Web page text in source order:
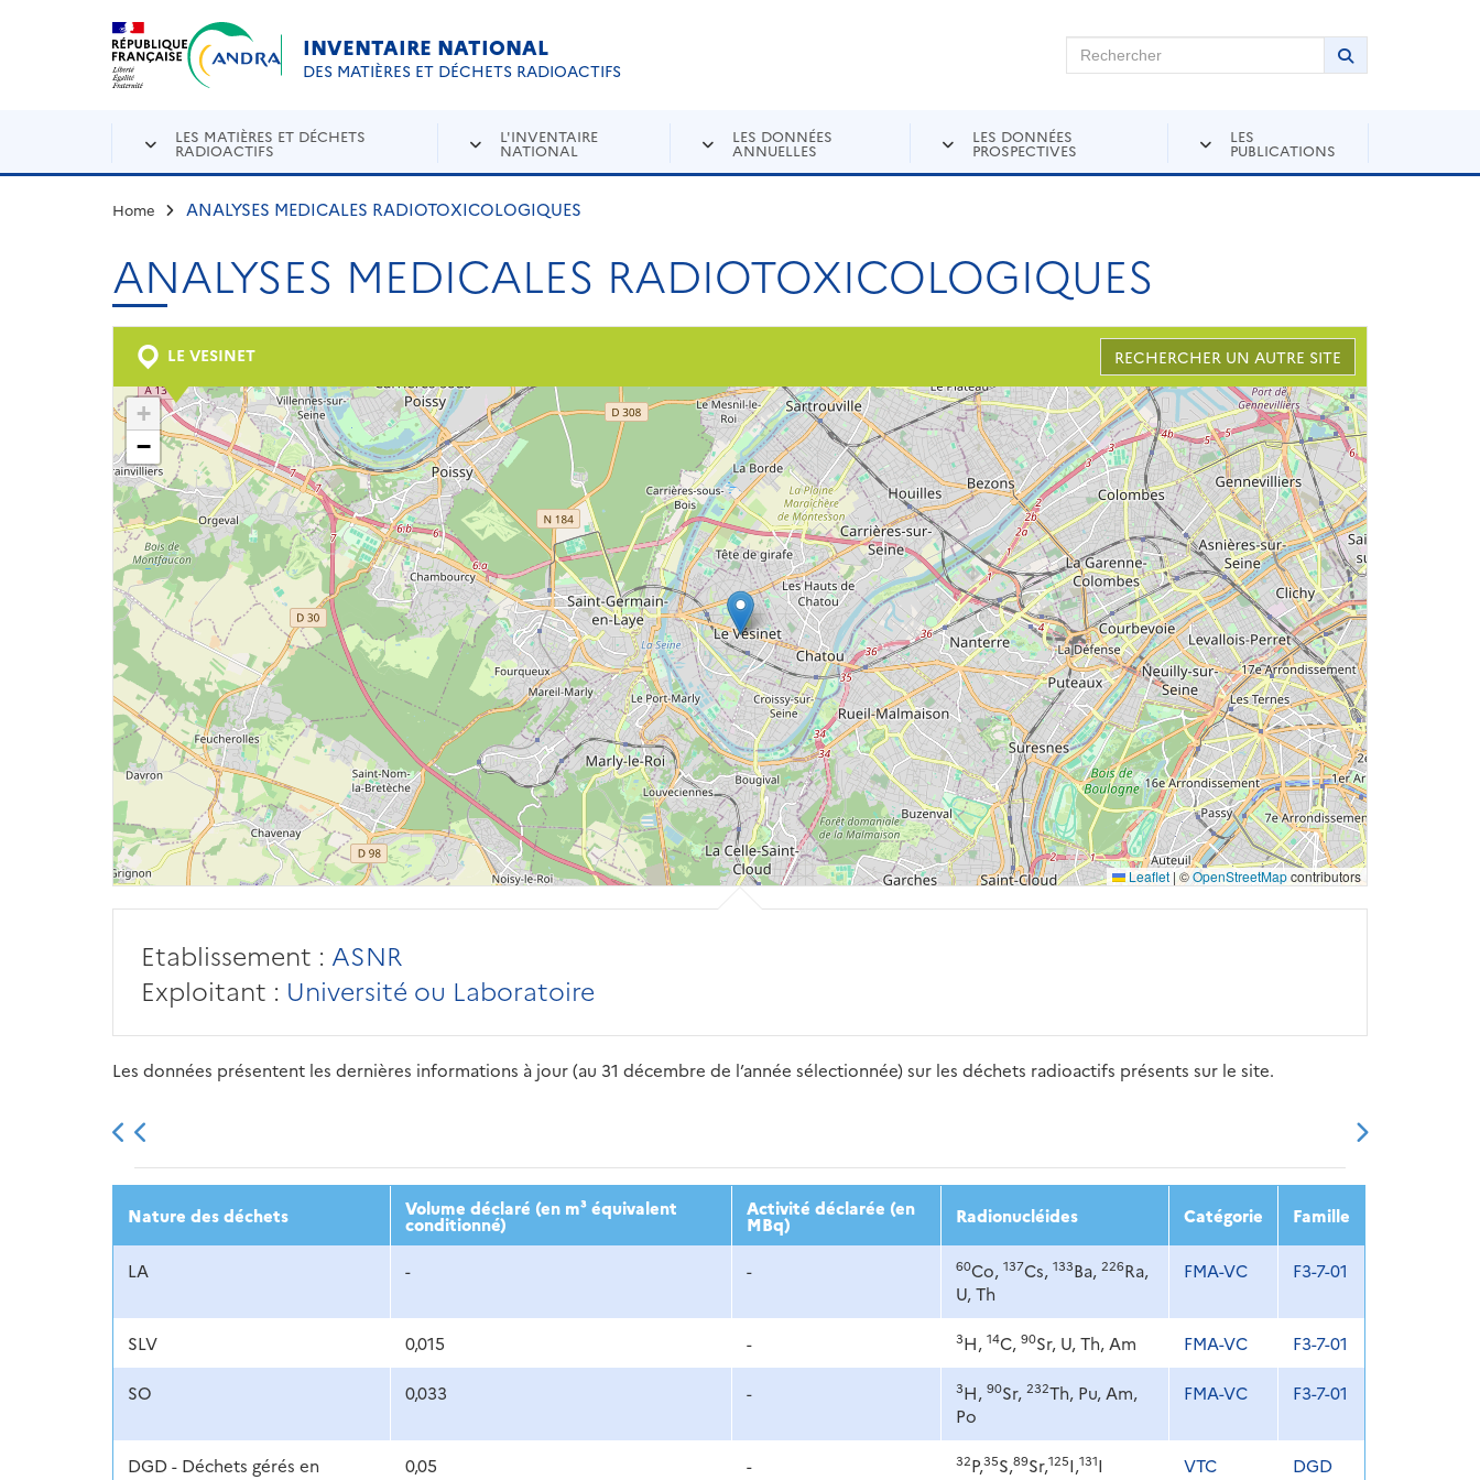
Aller au contenu principal
INVENTAIRE NATIONAL
DES MATIÈRES ET DÉCHETS RADIOACTIFS
Rechercher sur Andra Inventaire Rechercher
Lancer la
LES MATIÈRES ET DÉCHETS
RADIOACTIFS
L'INVENTAIRE
NATIONAL
LES DONNÉES
ANNUELLES
LES DONNÉES
PROSPECTIVES
LES
PUBLICATIONS
Home ANALYSES MEDICALES RADIOTOXICOLOGIQUES
ANALYSES MEDICALES RADIOTOXICOLOGIQUES
LE VESINET RECHERCHER UN AUTRE SITE
+
−
Leaflet |©OpenStreetMapcontributors
Etablissement : ASNR
Exploitant : Université ou Laboratoire
Les données présentent les dernières informations à jour (au 31 décembre de l’année sélectionnée) sur les déchets radioactifs présents sur le site.
2013 2014 2015 2016 2017 2018 2019 2020 2021 2022 2023
Nature des déchets Volume déclaré (en m³ équivalent
conditionné)
Activité déclarée (en
MBq) Radionucléides Catégorie Famille
LA - - 60Co, 137Cs, 133Ba, 226Ra,
U, Th
FMA-VC F3-7-01
SLV 0,015 - 3H, 14C, 90Sr, U, Th, Am FMA-VC F3-7-01
SO 0,033 - 3H, 90Sr, 232Th, Pu, Am,
Po
FMA-VC F3-7-01
DGD - Déchets gérés en
0,05 - 32P,35S,89Sr,125I,131I VTC DGD